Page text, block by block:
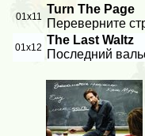
01x11
Turn The Page
Переверните
01x12
The Last Waltz
Последний